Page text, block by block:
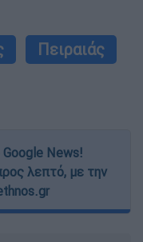
Πειραιάς
News!
λεπτό, με την